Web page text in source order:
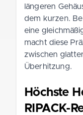
längeren
dem kurzen.
eine
macht diese
zwischen
Überhitzung.
Höchste
RIPACK-